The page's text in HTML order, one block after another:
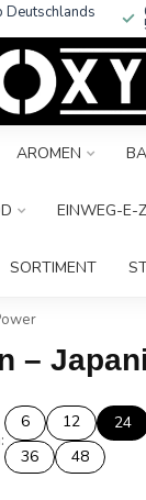
Deutschlands
AROMEN
EINWEG-E-
SORTIMENT
–
6 12
24
36
48